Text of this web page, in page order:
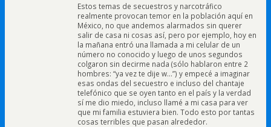
Estos temas de secuestros y narcotráfico
realmente provocan temor en la población aquí en
México, no que andemos alarmados sin querer
salir de casa ni cosas así, pero por ejemplo, hoy en
la mañana entró una llamada a mi celular de un
número no conocido y luego de unos segundos
colgaron sin decirme nada (sólo hablaron entre 2
hombres: “ya vez te dije w…”) y empecé a imaginar
esas ondas del secuestro e incluso del chantaje
telefónico que se oyen tanto en el país y la verdad
sí me dio miedo, incluso llamé a mi casa para ver
que mi familia estuviera bien. Todo esto por tantas
cosas terribles que pasan alrededor.